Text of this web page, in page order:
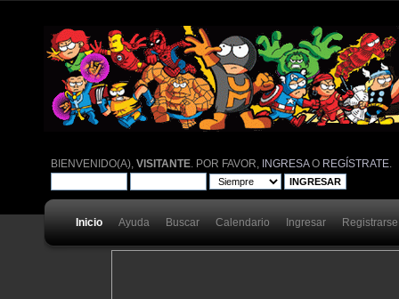
BIENVENIDO(A),VISITANTE . POR FAVOR, INGRESAO REGÍSTRATE
Inicio Ayuda Buscar Calendario Ingresar Registrarse